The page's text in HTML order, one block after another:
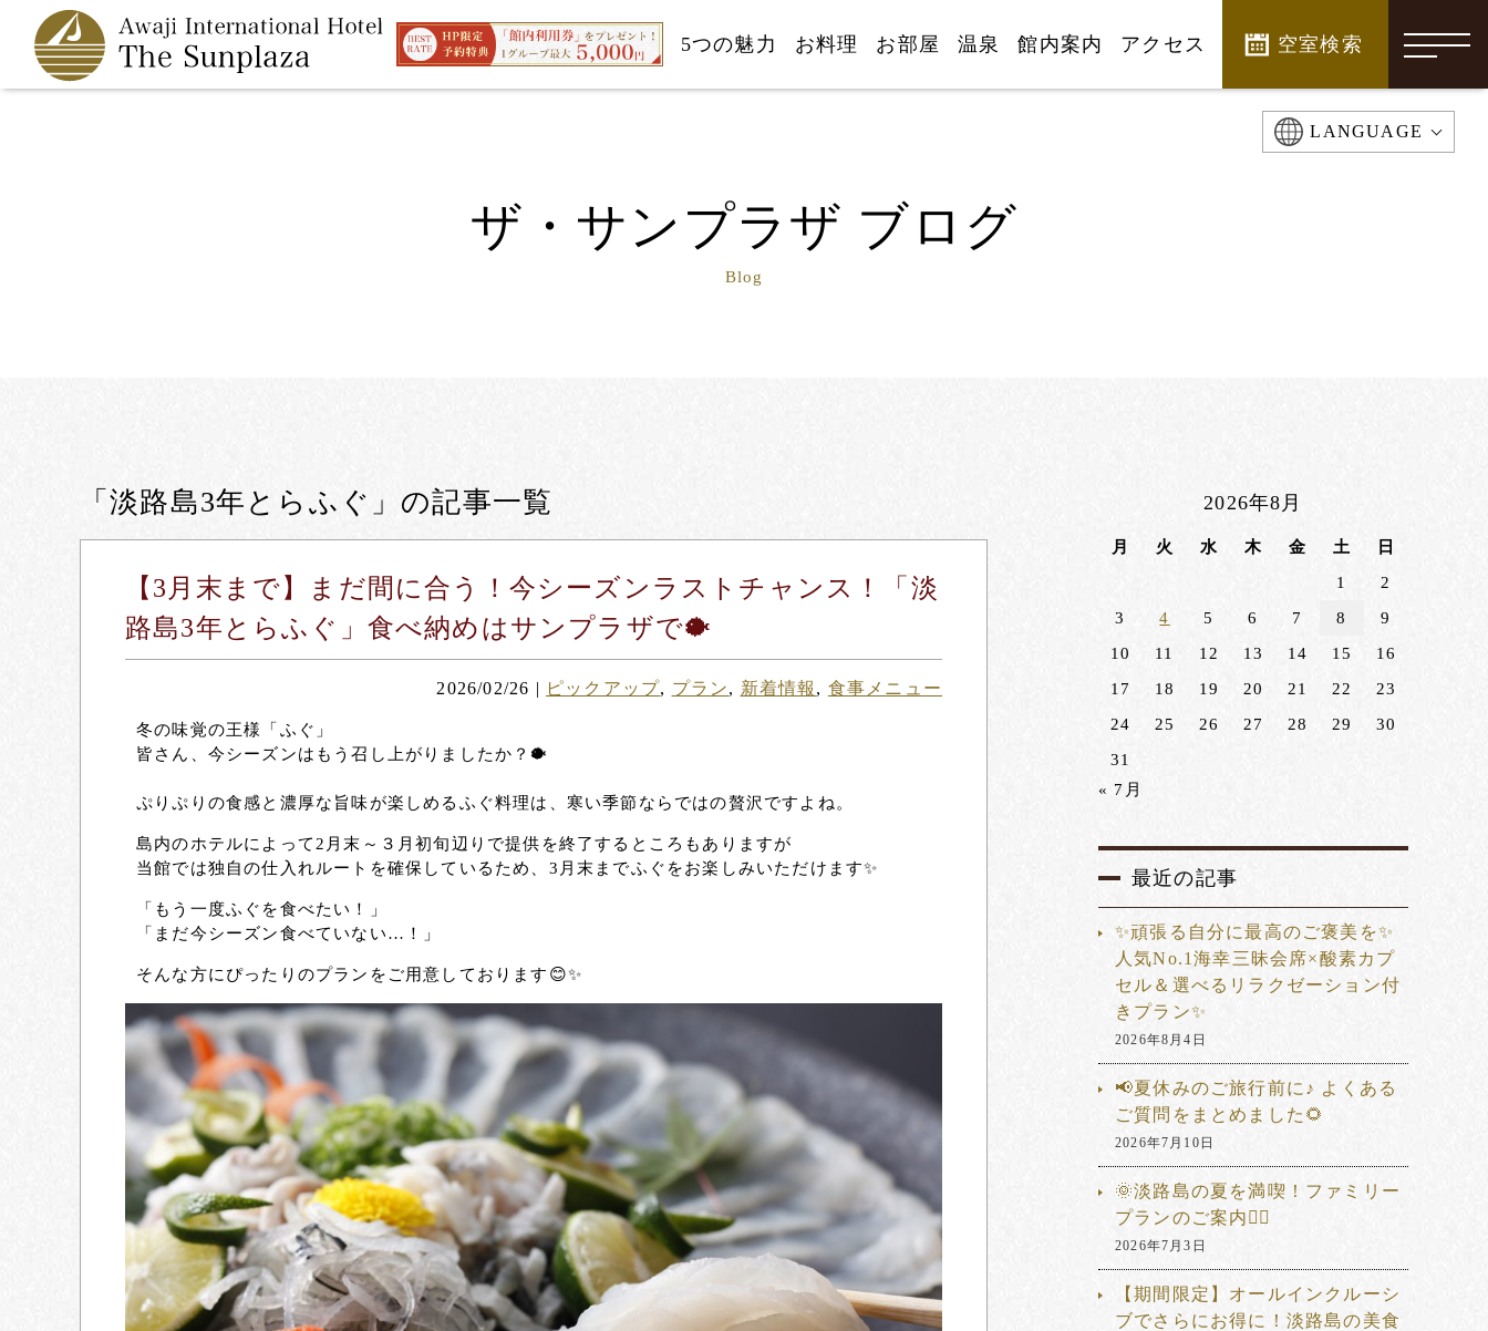
5つの魅力 お料理 お部屋 温泉 館内案内 アクセス 空室検索
LANGUAGE
ザ・サンプラザ ブログ
Blog
「淡路島3年とらふぐ」の記事一覧
【3月末まで】まだ間に合う！今シーズンラストチャンス！「淡
路島3年とらふぐ」食べ納めはサンプラザで🐡
2026/02/26 | ピックアップ, プラン, 新着情報 , 食事メニュー
冬の味覚の王様「ふぐ」
皆さん、今シーズンはもう召し上がりましたか？🐡
ぷりぷりの食感と濃厚な旨味が楽しめるふぐ料理は、寒い季節ならではの贅沢ですよね。
島内のホテルによって2月末～３月初旬辺りで提供を終了するところもありますが
当館では独自の仕入れルートを確保しているため、3月末までふぐをお楽しみいただけます✨
「もう一度ふぐを食べたい！」
「まだ今シーズン食べていない…！」
そんな方にぴったりのプランをご用意しております😊✨
2026年8月
月 火 水 木 金 土
日
1
2
3
4 5 6 7 8
9
10
11 12 13 14 15
16
17
18 19 20 21 22
23
24
25 26 27 28 29
30
31
« 7月
最近の記事
✨頑張る自分に最高のご褒美を✨
人気No.1海幸三昧会席×酸素カプ
セル＆選べるリラクゼーション付
きプラン✨
2026年8月4日
📢夏休みのご旅行前に♪ よくある
ご質問をまとめました🌻
2026年7月10日
🌞淡路島の夏を満喫！ファミリー
プランのご案内🏊‍♂️
2026年7月3日
【期間限定】オールインクルーシ
ブでさらにお得に！淡路島の美食